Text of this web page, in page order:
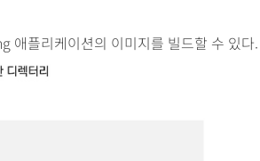
애플리케이션의 이미지를 빌드할 수 있다.